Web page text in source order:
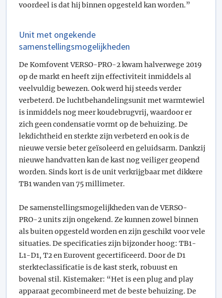
voordeel is dat hij binnen opgesteld kan worden.”
Unit met ongekende
samenstellingsmogelijkheden
De Komfovent VERSO-PRO-2 kwam halverwege 2019
op de markt en heeft zijn effectiviteit inmiddels al
veelvuldig bewezen. Ook werd hij steeds verder
verbeterd. De luchtbehandelingsunit met warmtewiel
is inmiddels nog meer koudebrugvrij, waardoor er
zich geen condensatie vormt op de behuizing. De
lekdichtheid en sterkte zijn verbeterd en ook is de
nieuwe versie beter geïsoleerd en geluidsarm. Dankzij
nieuwe handvatten kan de kast nog veiliger geopend
worden. Sinds kort is de unit verkrijgbaar met dikkere
TB1 wanden van 75 millimeter.
De samenstellingsmogelijkheden van de VERSO-
PRO-2 units zijn ongekend. Ze kunnen zowel binnen
als buiten opgesteld worden en zijn geschikt voor vele
situaties. De specificaties zijn bijzonder hoog: TB1-
L1-D1, T2 en Eurovent gecertificeerd. Door de D1
sterkteclassificatie is de kast sterk, robuust en
bovenal stil. Kistemaker: “Het is een plug and play
apparaat gecombineerd met de beste behuizing. De